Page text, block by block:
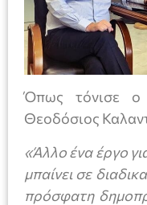
Όπως τόνισε ο
Θεοδόσιος
«Άλλο ένα έργο
μπαίνει σε
πρόσφατη